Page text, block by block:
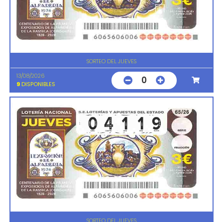
SORTEO DEL JUEVES
13/08/2026
9 DISPONIBLES 0